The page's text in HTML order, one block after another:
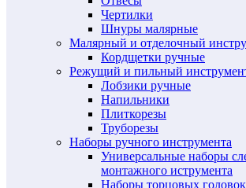
Чертилки
Шнуры малярные
Малярный и отделочный
Кордщетки ручные
Режущий и пильный
Лобзики ручные
Напильники
Плиткорезы
Труборезы
Наборы ручного инструмента
Универсальные наборы
монтажного иструмента
Наборы торцовых